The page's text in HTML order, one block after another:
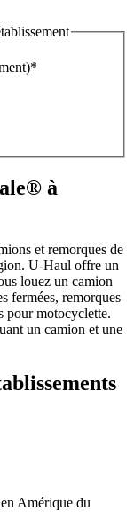
à
et remorques de
U-Haul offre un
louez un camion
fermées, remorques
pour motocyclette.
un camion et une
Amérique du